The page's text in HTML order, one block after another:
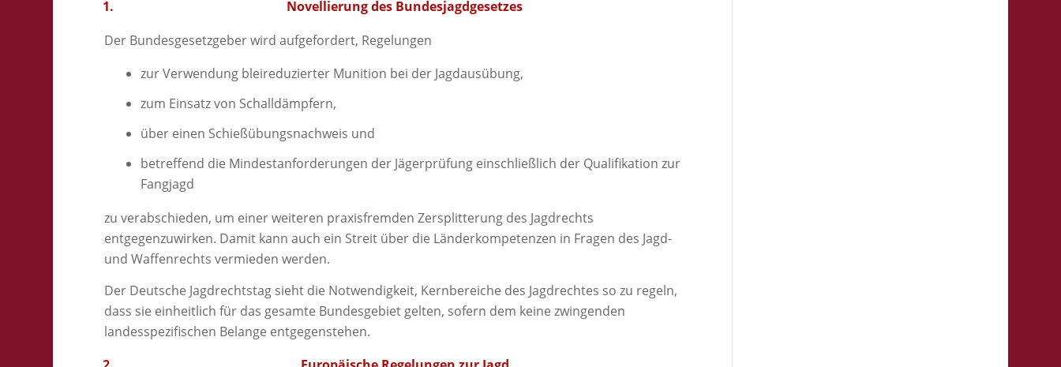
Novellierung des Bundesjagdgesetzes
Der Bundesgesetzgeber wird aufgefordert, Regelungen
zur Verwendung bleireduzierter Munition bei der Jagdausübung,
zum Einsatz von Schalldämpfern,
über einen Schießübungsnachweis und
betreffend die Mindestanforderungen der Jägerprüfung einschließlich der Qualifikation zur
Fangjagd
zu verabschieden, um einer weiteren praxisfremden Zersplitterung des Jagdrechts
entgegenzuwirken. Damit kann auch ein Streit über die Länderkompetenzen in Fragen des Jagd-
und Waffenrechts vermieden werden.
Der Deutsche Jagdrechtstag sieht die Notwendigkeit, Kernbereiche des Jagdrechtes so zu regeln,
dass sie einheitlich für das gesamte Bundesgebiet gelten, sofern dem keine zwingenden
landesspezifischen Belange entgegenstehen.